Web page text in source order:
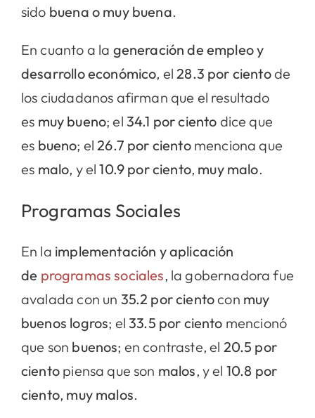
sido buena o muy buena.
En cuanto a la generación de empleo y
desarrollo económico, el28.3 por cientode
los ciudadanos afirman que el resultado
es muy bueno; el 34.1 por ciento dice que
es bueno; el26.7 por cientomenciona que
es malo, y el10.9 por ciento, muy malo.
Programas Sociales
En la implementación y aplicación
de programas sociales, la gobernadora fue
avalada con un 35.2 por cientocon muy
buenos logros; el33.5 por ciento mencionó
que son buenos; en contraste, el 20.5 por
ciento piensa que son malos, y el 10.8 por
ciento, muy malos.